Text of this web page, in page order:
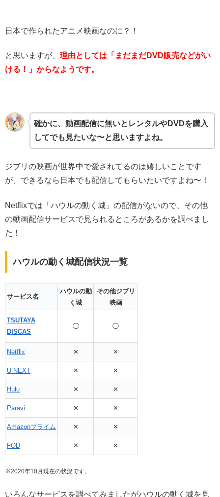
日本で作られたアニメ映画なのに？！
と思いますが、 理由としては「まだまだDVD販売などがい
ける！」からなようです。
確かに、動画配信に無いとレンタルやDVDを購入
してでも見たいな〜と思いますよね。
ジブリの映画が世界中で愛されてるのは嬉しいことです
が、できるなら日本でも配信してもらいたいですよね〜！
Netflixでは「ハウルの動く城」の配信がないので、その他
の動画配信サービスで見られるところがあるかを調べまし
た！
ハウルの動く城配信状況一覧
サービス名
ハウルの動
く城
その他ジブリ
映画
TSUTAYA
DISCAS
◯ ◯
Netflix ✕ ✕
U-NEXT ✕ ✕
Hulu ✕ ✕
Paravi ✕ ✕
Amazonプライム ✕ ✕
FOD ✕ ✕
※2020年10月現在の状況です。
いろんなサービスを調べてみましたがハウルの動く城を見